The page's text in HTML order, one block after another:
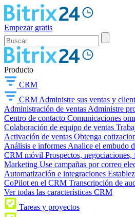
Empezar gratis
Producto
CRM
CRM Administre sus ventas y
Administración de ventas Administre
Centro de contacto Comunicaciones
Colaboración de equipo de ventas
Activación de ventas Obtenga
Análisis e informes Analice el embudo
CRM móvil Prospectos,
Marketing Use campañas por correo
Automatización e integraciones
CoPilot en el CRM Transcripción de
Ver todas las características CRM
Tareas y proyectos